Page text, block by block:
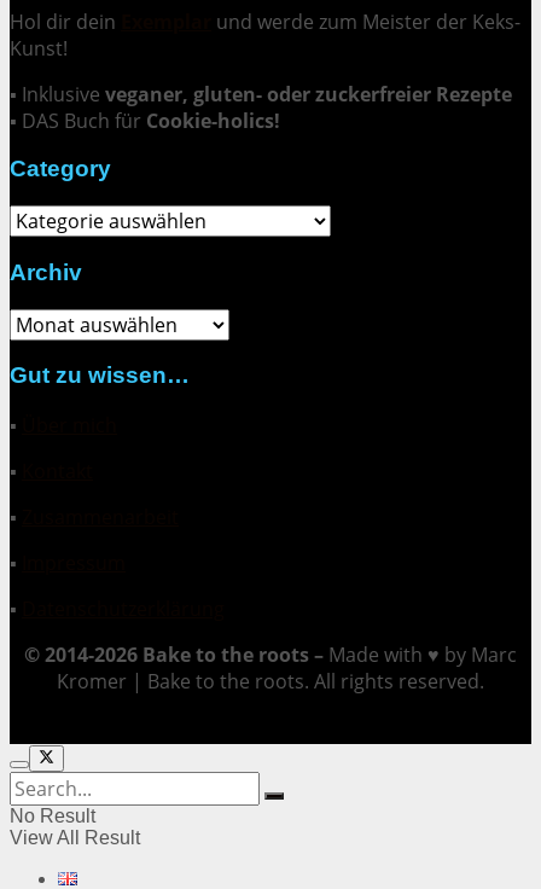
Hol dir dein und werde zum Meister der Keks-
Kunst!
▪ Inklusive veganer, gluten- oder zuckerfreier Rezepte
▪ DAS Buch für Cookie-holics!
Category
Category
Archiv
Archiv
Gut zu wissen…
▪
▪
▪
▪
▪
© 2014-2026 Bake to the roots – Made with ♥ by Marc
Kromer | Bake to the roots. All rights reserved.
No Result
View All Result